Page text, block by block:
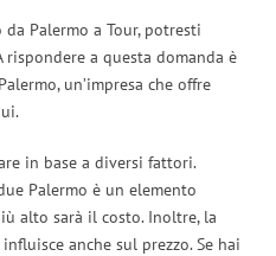
Palermo a Tour, potresti
a questa domanda è
un’impresa che offre
in base a diversi fattori.
Palermo è un elemento
alto sarà il costo. Inoltre, la
anche sul prezzo. Se hai